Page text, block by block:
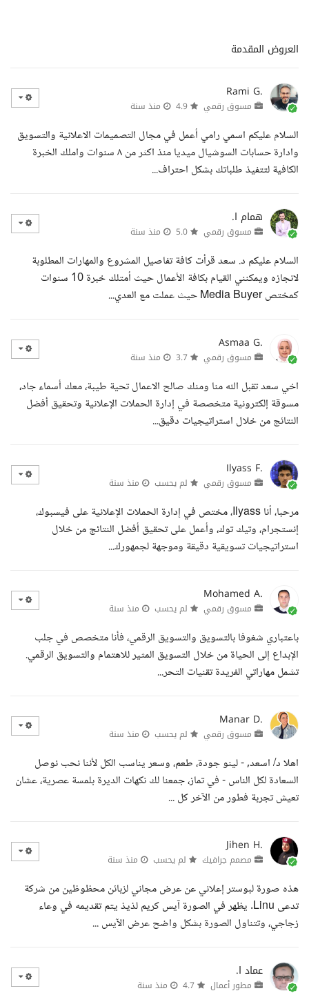
العروض المقدمة
Rami G.
مسوق رقمي منذ سنة
السلام عليكم اسمي رامي أعمل في مجال التصميمات الاعلانية والتسويق
وادارة حسابات السوشيال ميديا منذ اكثر من ٨ سنوات واملك الخبرة
الكافية لتتفيذ طلباتك بشكل احتراف...
همام ا.
مسوق رقمي منذ سنة
السلام عليكم د. سعد قرأت كافة تفاصيل المشروع والمهارات المطلوبة
لانجازه ويمكنني القيام بكافة الأعمال حيث أمتلك خبرة 10 سنوات
كمختص Media Buyer حيث عملت مع العدي...
Asmaa G.
مسوق رقمي منذ سنة
اخي سعد تقبل الله منا ومنك صالح الاعمال تحية طيبة، معك أسماء جاد،
مسوقة إلكترونية متخصصة في إدارة الحملات الإعلانية وتحقيق أفضل
النتائج من خلال استراتيجيات دقيق...
Ilyass F.
مسوق رقمي لم يحسب منذ سنة
مرحبا، أنا Ilyass، مختص في إدارة الحملات الإعلانية على فيسبوك،
إنستجرام، وتيك توك، وأعمل على تحقيق أفضل النتائج من خلال
استراتيجيات تسويقية دقيقة وموجهة لجمهورك...
Mohamed A.
مسوق رقمي لم يحسب منذ سنة
باعتباري شغوفا بالتسويق والتسويق الرقمي، فأنا متخصص في جلب
الإبداع إلى الحياة من خلال التسويق المثير للاهتمام والتسويق الرقمي.
تشمل مهاراتي الفريدة تقنيات التحر...
Manar D.
مسوق رقمي لم يحسب منذ سنة
اهلا د/ اسعد, - لينو جودة، طعم، وسعر يناسب الكل لأننا نحب نوصل
السعادة لكل الناس - في تماز، جمعنا لك نكهات الديرة بلمسة عصرية، عشان
تعيش تجربة فطور من الآخر كل ...
Jihen H.
مصمم جرافيك لم يحسب منذ سنة
هذه صورة لبوستر إعلاني عن عرض مجاني لزبائن محظوظين من شركة
تدعى Linu. يظهر في الصورة آيس كريم لذيذ يتم تقديمه في وعاء
زجاجي، وتتناول الصورة بشكل واضح عرض الآيس ...
عماد ا.
مطور أعمال منذ سنة